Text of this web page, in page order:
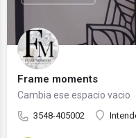
Frame moments
Cambia ese espacio vacio
3548-405002